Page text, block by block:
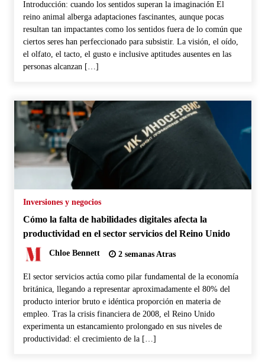
Introducción: cuando los sentidos superan la imaginación El
reino animal alberga adaptaciones fascinantes, aunque pocas
resultan tan impactantes como los sentidos fuera de lo común que
ciertos seres han perfeccionado para subsistir. La visión, el oído,
el olfato, el tacto, el gusto e inclusive aptitudes ausentes en las
personas alcanzan […]
Inversiones y negocios
Cómo la falta de habilidades digitales afecta la
productividad en el sector servicios del Reino Unido
Chloe Bennett 2 semanas Atras
El sector servicios actúa como pilar fundamental de la economía
británica, llegando a representar aproximadamente el 80% del
producto interior bruto e idéntica proporción en materia de
empleo. Tras la crisis financiera de 2008, el Reino Unido
experimenta un estancamiento prolongado en sus niveles de
productividad: el crecimiento de la […]